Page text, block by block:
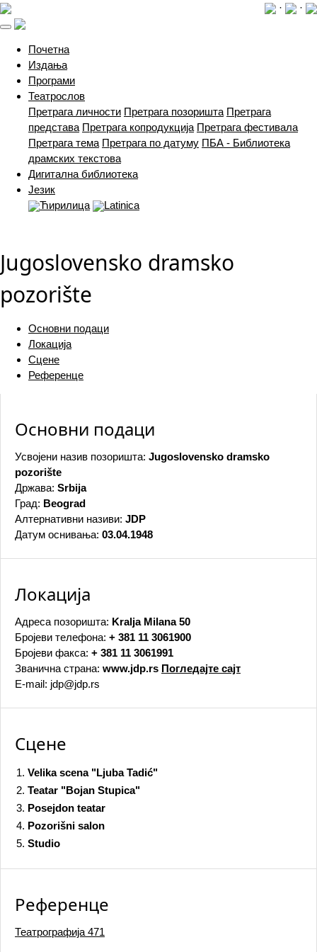
· ·
Почетна(current)
Издања
Програми
Театрослов
Претрага личности Претрага позоришта Претрага
представа Претрага копродукција Претрага фестивала
Претрага тема Претрага по датуму ПБА - Библиотека
драмских текстова
Дигитална библиотека
Језик
Ћирилица
Latinica
Jugoslovensko dramsko
pozorište
Основни подаци
Локација
Сцене
Референце
Основни подаци
Усвојени назив позоришта: Jugoslovensko dramsko
pozorište
Држава: Srbija
Град: Beograd
Алтернативни називи: JDP
Датум оснивања: 03.04.1948
Локација
Адреса позоришта: Kralja Milana 50
Бројеви телефона: + 381 11 3061900
Бројеви факса: + 381 11 3061991
Званична страна: www.jdp.rs Погледајте сајт
E-mail: jdp@jdp.rs
Сцене
1. Velika scena "Ljuba Tadić"
2. Teatar "Bojan Stupica"
3. Posejdon teatar
4. Pozorišni salon
5. Studio
Референце
Театрографија 471